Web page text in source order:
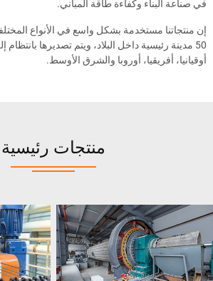
في صناعة البناء وكفاءة طاقة المباني.
إن منتجاتنا مستخدمة بشكل واسع في الأنواع
50 مدينة رئيسية داخل البلاد، ويتم تصديرها
أوقيانيا، أفريقيا، أوروبا والشرق الأوسط.
منتجات رئيسية